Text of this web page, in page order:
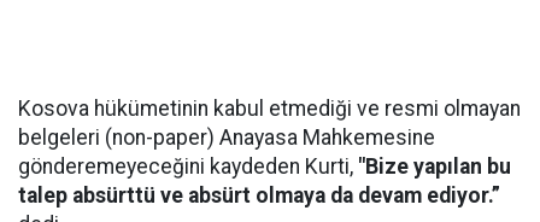
Kosova hükümetinin kabul etmediği ve resmi olmayan
belgeleri (non-paper) Anayasa Mahkemesine
gönderemeyeceğini kaydeden Kurti, "Bize yapılan bu
talep absürttü ve absürt olmaya da devam ediyor.”